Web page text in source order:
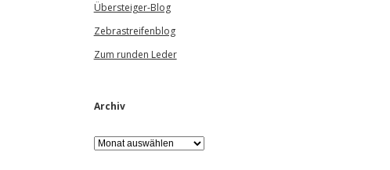
Übersteiger-Blog
Zebrastreifenblog
Zum runden Leder
Archiv
A
r